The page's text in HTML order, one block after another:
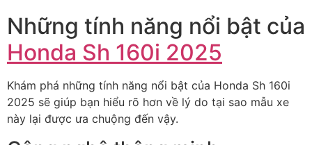
Những tính năng nổi bật của
Honda Sh 160i 2025
Khám phá những tính năng nổi bật của Honda Sh 160i
2025 sẽ giúp bạn hiểu rõ hơn về lý do tại sao mẫu xe
này lại được ưa chuộng đến vậy.